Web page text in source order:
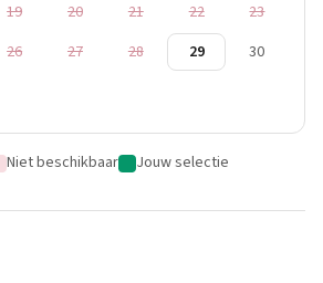
19 20 21 22
23
26 27 28 29
30
Niet beschikbaar Jouw selectie